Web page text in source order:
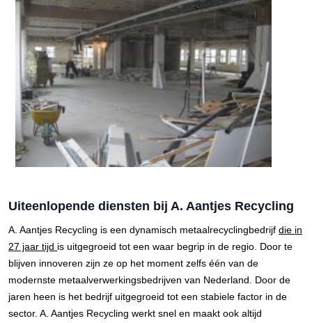
Uiteenlopende diensten bij A. Aantjes Recycling
A. Aantjes Recycling is een dynamisch metaalrecyclingbedrijf die in
27 jaar tijd is uitgegroeid tot een waar begrip in de regio. Door te
blijven innoveren zijn ze op het moment zelfs één van de
modernste metaalverwerkingsbedrijven van Nederland. Door de
jaren heen is het bedrijf uitgegroeid tot een stabiele factor in de
sector. A. Aantjes Recycling werkt snel en maakt ook altijd